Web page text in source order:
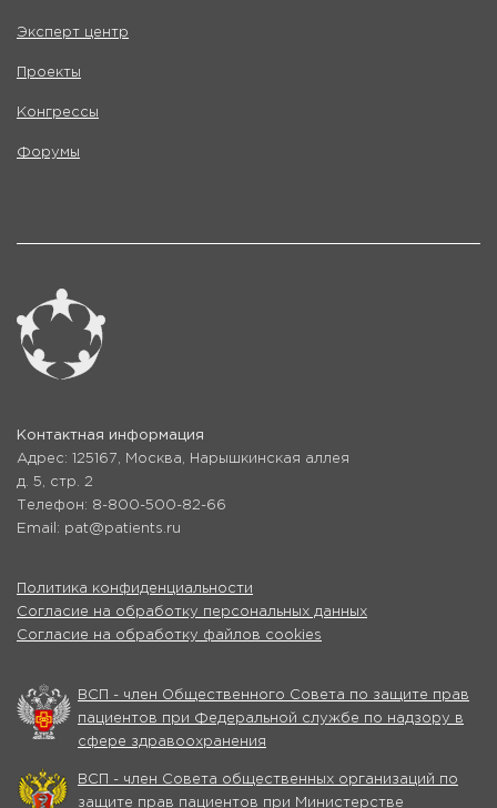
Эксперт центр
Проекты
Конгрессы
Форумы
Контактная информация
Адрес: 125167, Москва, Нарышкинская аллея
д. 5, стр. 2
Телефон: 8-800-500-82-66
Email: pat@patients.ru
Политика конфиденциальности
Согласие на обработку персональных данных
Согласие на обработку файлов cookies
ВСП - член Общественного Совета по защите прав
пациентов при Федеральной службе по надзору в
сфере здравоохранения
ВСП - член Совета общественных организаций по
защите прав пациентов при Министерстве